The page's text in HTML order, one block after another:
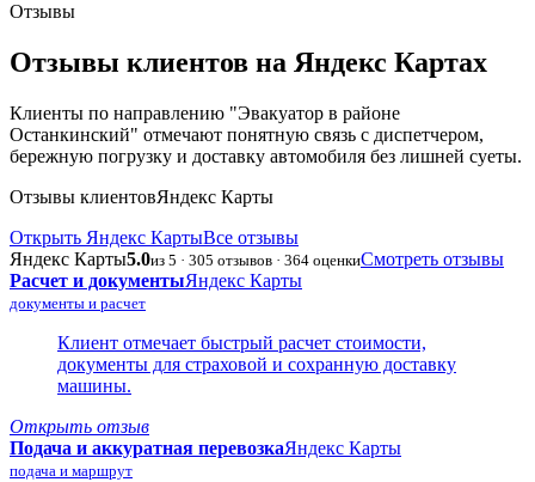
Отзывы
Отзывы клиентов на Яндекс Картах
Клиенты по направлению "Эвакуатор в районе
Останкинский" отмечают понятную связь с диспетчером,
бережную погрузку и доставку автомобиля без лишней суеты.
Отзывы клиентовЯндекс Карты
Открыть Яндекс КартыВсе отзывы
Яндекс Карты5.0из 5 · 305 отзывов · 364 оценкиСмотреть отзывы
Расчет и документыЯндекс Карты
документы и расчет
Клиент отмечает быстрый расчет стоимости,
документы для страховой и сохранную доставку
машины.
Открыть отзыв
Подача и аккуратная перевозкаЯндекс Карты
подача и маршрут